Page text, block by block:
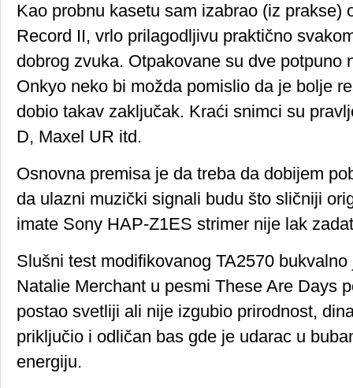
Kao probnu kasetu sam izabrao (iz prakse)
Record II, vrlo prilagodljivu praktično
dobrog zvuka. Otpakovane su dve potpuno
Onkyo neko bi možda pomislio da je bolje
dobio takav zaključak. Kraći snimci su
D, Maxel UR itd.
Osnovna premisa je da treba da dobijem
da ulazni muzički signali budu što sličniji
imate Sony HAP-Z1ES strimer nije lak
Slušni test modifikovanog TA2570
Natalie Merchant u pesmi These Are Days
postao svetliji ali nije izgubio prirodnost,
priključio i odličan bas gde je udarac u
energiju.